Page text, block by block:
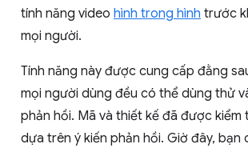
tính năng video hình trong hình trước
mọi người.
Tính năng này được cung cấp đằng
mọi người dùng đều có thể dùng thử
phản hồi. Mã và thiết kế đã được kiểm
dựa trên ý kiến phản hồi. Giờ đây, bạn